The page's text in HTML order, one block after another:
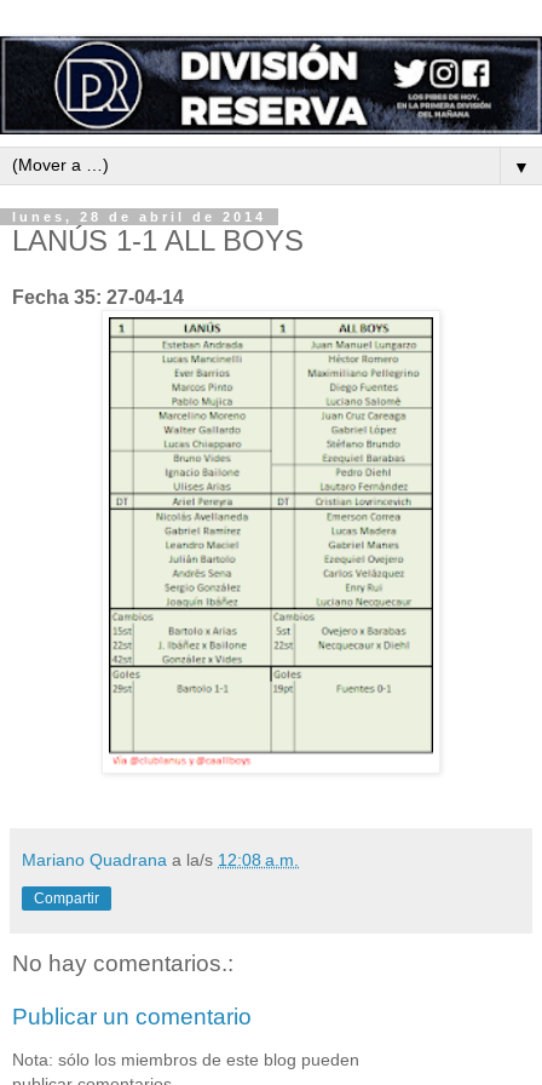
▼
lunes, 28 de abril de 2014
LANÚS 1-1 ALL BOYS
Fecha 35: 27-04-14
Mariano Quadrana a la/s 12:08 a.m.
Compartir
No hay comentarios.:
Publicar un comentario
Nota: sólo los miembros de este blog pueden